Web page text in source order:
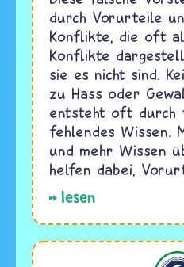
durch Vorurteile
Konflikte, die oft
Konflikte
sie es nicht sind.
zu Hass oder
entsteht oft durch
fehlendes Wissen.
und mehr Wissen
helfen dabei,
lesen